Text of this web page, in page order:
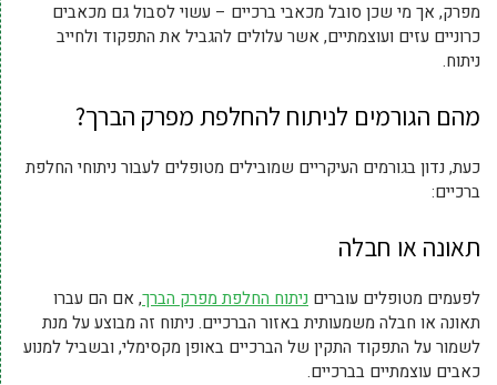
מפרק, אך מי שכן סובל מכאבי ברכיים – עשוי לסבול גם מכאבים
כרוניים עזים ועוצמתיים, אשר עלולים להגביל את התפקוד ולחייב
ניתוח.
מהם הגורמים לניתוח להחלפת מפרק הברך?
כעת, נדון בגורמים העיקריים שמובילים מטופלים לעבור ניתוחי החלפת
ברכיים:
תאונה או חבלה
לפעמים מטופלים עוברים ניתוח החלפת מפרק הברך, אם הם עברו
תאונה או חבלה משמעותית באזור הברכיים. ניתוח זה מבוצע על מנת
לשמור על התפקוד התקין של הברכיים באופן מקסימלי, ובשביל למנוע
כאבים עוצמתיים בברכיים.